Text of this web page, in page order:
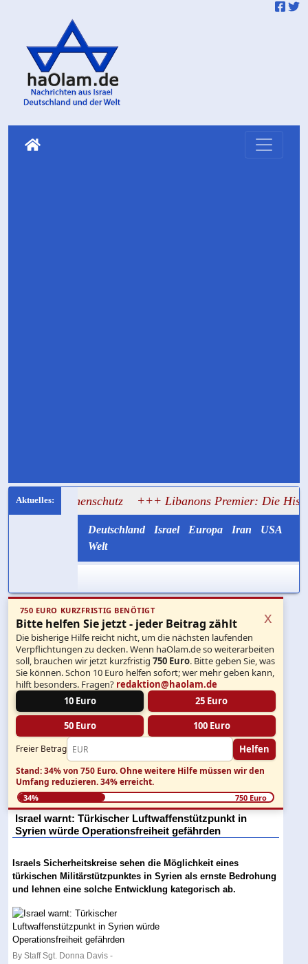
+++ Libanons Premier: Die Hisbollah half
Deutschland Israel Europa Iran
USA
Welt
750 EURO KURZFRISTIG BENÖTIGT
Bitte helfen Sie jetzt - jeder Beitrag zählt
Die bisherige Hilfe reicht nicht, um die nächsten laufenden
Verpflichtungen zu decken. Wenn haOlam.de so weiterarbeiten
soll, brauchen wir jetzt kurzfristig750 Euro. Bitte geben Sie, was
Sie können. Schon 10 Euro helfen sofort; wer mehr geben kann,
hilft besonders. Fragen? redaktion@haolam.de
10 Euro
25 Euro
50 Euro 100 Euro
Freier Betrag Helfen
x
Stand: 34% von 750 Euro.Ohne weitere Hilfe müssen wir den
Umfang reduzieren.34% erreicht.
34% 750 Euro
Israel warnt: Türkischer Luftwaffenstützpunkt in
Syrien würde Operationsfreiheit gefährden
Israels Sicherheitskreise sehen die Möglichkeit eines
türkischen Militärstützpunktes in Syrien als ernste Bedrohung
und lehnen eine solche Entwicklung kategorisch ab.
By Staff Sgt. Donna Davis -